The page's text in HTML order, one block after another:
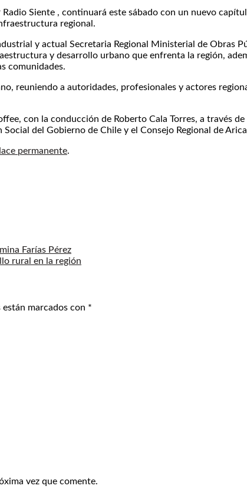
Siente , continuará este sábado con un nuevo
regional.
y actual Secretaria Regional Ministerial de Obras
y desarrollo urbano que enfrenta la región,
comunidades.
reuniendo a autoridades, profesionales y actores
con la conducción de Roberto Cala Torres, a través
del Gobierno de Chile y el Consejo Regional de
permanente.
Farías Pérez
rural en la región
están marcados con *
vez que comente.